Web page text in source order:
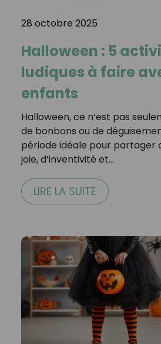
28 octobre 2025
Halloween : 5
ludiques à faire
enfants
Halloween, ce n’est pas
de bonbons ou de
période idéale pour partager
joie, d’inventivité et…
LIRE LA SUITE